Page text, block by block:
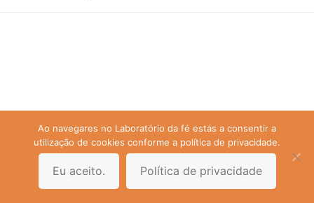
Ao navegares no Laboratório da fé estás a consentir a
utilização de cookies conforme a política de privacidade.
Eu aceito. Política de privacidade